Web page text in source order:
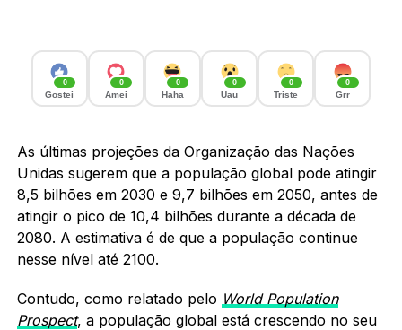
0
Gostei
0
Amei
0
Haha
0
Uau
0
Triste
0
Grr
As últimas projeções da Organização das Nações
Unidas sugerem que a população global pode atingir
8,5 bilhões em 2030 e 9,7 bilhões em 2050, antes de
atingir o pico de 10,4 bilhões durante a década de
2080. A estimativa é de que a população continue
nesse nível até 2100.
Contudo, como relatado pelo World Population
Prospect, a população global está crescendo no seu